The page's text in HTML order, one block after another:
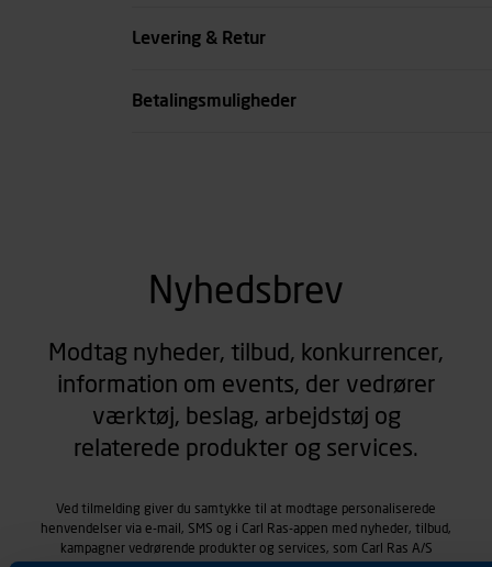
Levering & Retur
Betalingsmuligheder
Nyhedsbrev
Modtag nyheder, tilbud, konkurrencer,
information om events, der vedrører
værktøj, beslag, arbejdstøj og
relaterede produkter og services.
Ved tilmelding giver du samtykke til at modtage personaliserede
henvendelser via e-mail, SMS og i Carl Ras-appen med nyheder, tilbud,
kampagner vedrørende produkter og services, som Carl Ras A/S